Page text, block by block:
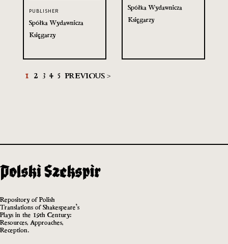
PUBLISHER
Spółka Wydawnicza
Księgarzy
Spółka Wydawnicza
Księgarzy
1 2 3 4 5 PREVIOUS >
Repository of Polish
Translations of Shakespeare’s
Plays in the 19th Century:
Resources, Approaches,
Reception.